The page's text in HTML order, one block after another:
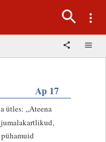
Ap 17
ütles: „Ateena
jumalakartlikud,